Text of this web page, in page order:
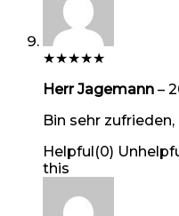
★★★★★
Herr Jagemann –
Bin sehr
Helpful(0)
this